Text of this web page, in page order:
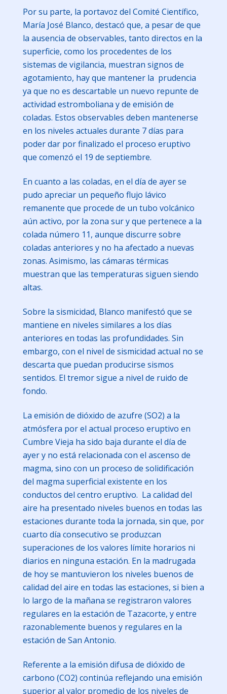
Por su parte, la portavoz del Comité Científico,
María José Blanco, destacó que, a pesar de que
la ausencia de observables, tanto directos en la
superficie, como los procedentes de los
sistemas de vigilancia, muestran signos de
agotamiento, hay que mantener la prudencia
ya que no es descartable un nuevo repunte de
actividad estromboliana y de emisión de
coladas. Estos observables deben mantenerse
en los niveles actuales durante 7 días para
poder dar por finalizado el proceso eruptivo
que comenzó el 19 de septiembre.
En cuanto a las coladas, en el día de ayer se
pudo apreciar un pequeño flujo lávico
remanente que procede de un tubo volcánico
aún activo, por la zona sur y que pertenece a la
colada número 11, aunque discurre sobre
coladas anteriores y no ha afectado a nuevas
zonas. Asimismo, las cámaras térmicas
muestran que las temperaturas siguen siendo
altas.
Sobre la sismicidad, Blanco manifestó que se
mantiene en niveles similares a los días
anteriores en todas las profundidades. Sin
embargo, con el nivel de sismicidad actual no se
descarta que puedan producirse sismos
sentidos. El tremor sigue a nivel de ruido de
fondo.
La emisión de dióxido de azufre (SO2) a la
atmósfera por el actual proceso eruptivo en
Cumbre Vieja ha sido baja durante el día de
ayer y no está relacionada con el ascenso de
magma, sino con un proceso de solidificación
del magma superficial existente en los
conductos del centro eruptivo. La calidad del
aire ha presentado niveles buenos en todas las
estaciones durante toda la jornada, sin que, por
cuarto día consecutivo se produzcan
superaciones de los valores límite horarios ni
diarios en ninguna estación. En la madrugada
de hoy se mantuvieron los niveles buenos de
calidad del aire en todas las estaciones, si bien a
lo largo de la mañana se registraron valores
regulares en la estación de Tazacorte, y entre
razonablemente buenos y regulares en la
estación de San Antonio.
Referente a la emisión difusa de dióxido de
carbono (CO2) continúa reflejando una emisión
superior al valor promedio de los niveles de